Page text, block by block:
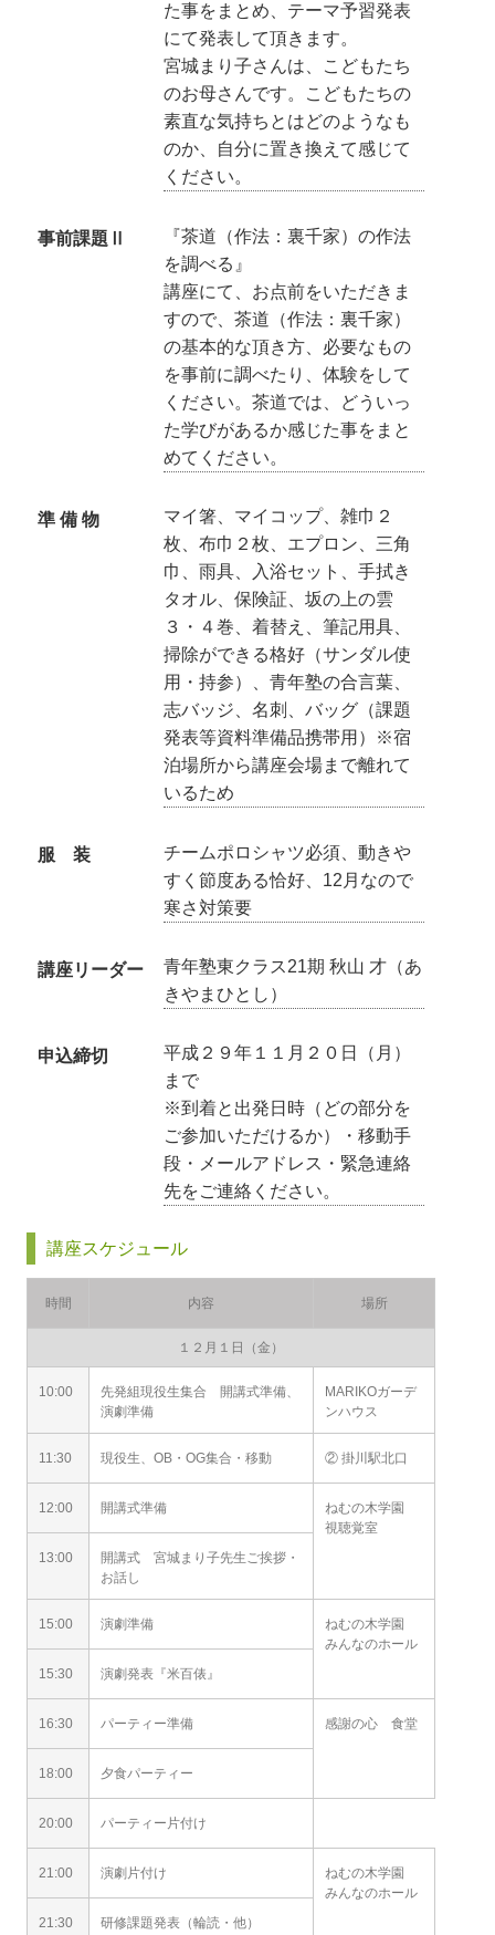
た事をまとめ、テーマ予習発表
にて発表して頂きます。
宮城まり子さんは、こどもたち
のお母さんです。こどもたちの
素直な気持ちとはどのようなも
のか、自分に置き換えて感じて
ください。
事前課題Ⅱ
『茶道（作法：裏千家）の作法
を調べる』
講座にて、お点前をいただきま
すので、茶道（作法：裏千家）
の基本的な頂き方、必要なもの
を事前に調べたり、体験をして
ください。茶道では、どういっ
た学びがあるか感じた事をまと
めてください。
準 備 物
マイ箸、マイコップ、雑巾２
枚、布巾２枚、エプロン、三角
巾、雨具、入浴セット、手拭き
タオル、保険証、坂の上の雲
３・４巻、着替え、筆記用具、
掃除ができる格好（サンダル使
用・持参）、青年塾の合言葉、
志バッジ、名刺、バッグ（課題
発表等資料準備品携帯用）※宿
泊場所から講座会場まで離れて
いるため
服 装
チームポロシャツ必須、動きや
すく節度ある恰好、12月なので
寒さ対策要
講座リーダー
青年塾東クラス21期 秋山 才（あ
きやまひとし）
申込締切
平成２９年１１月２０日（月）
まで
※到着と出発日時（どの部分を
ご参加いただけるか）・移動手
段・メールアドレス・緊急連絡
先をご連絡ください。
講座スケジュール
時間 内容 場所
１２月１日（金）
10:00
先発組現役生集合 開講式準備、
演劇準備
MARIKOガーデ
ンハウス
11:30 現役生、OB・OG集合・移動 ② 掛川駅北口
12:00 開講式準備
ねむの木学園
視聴覚室
13:00
開講式 宮城まり子先生ご挨拶・
お話し
15:00 演劇準備
ねむの木学園
みんなのホール
15:30
演劇発表『米百俵』
16:30 パーティー準備 感謝の心 食堂
18:00 夕食パーティー
20:00 パーティー片付け
21:00 演劇片付け
ねむの木学園
みんなのホール
21:30
研修課題発表（輪読・他）